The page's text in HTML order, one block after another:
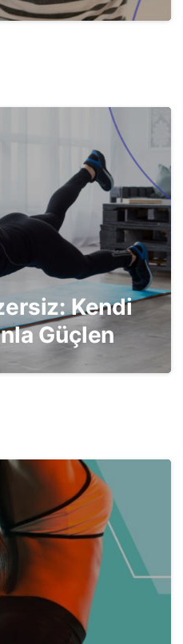
Kendi
Güçlen